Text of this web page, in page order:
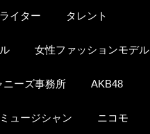
イター タレント
女性ファッションモデル
ニーズ事務所 AKB48
ュージシャン ニコモ